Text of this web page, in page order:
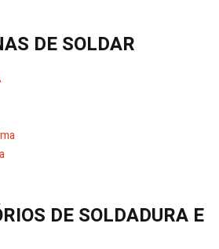
DE SOLDAR
DE SOLDADURA E